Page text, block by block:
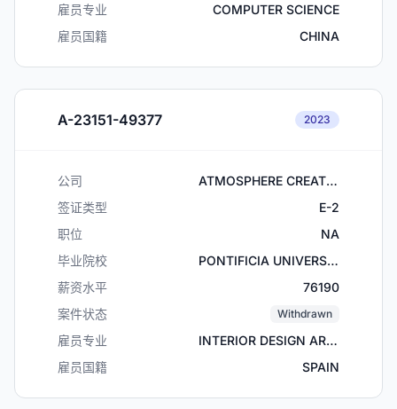
雇员专业
COMPUTER SCIENCE
雇员国籍
CHINA
A-23151-49377 2023
公司
ATMOSPHERE CREATIONS INC.
签证类型
E-2
职位
NA
毕业院校
PONTIFICIA UNIVERSIDADE CATOLICA RIO DE JANEIRO
薪资水平
76190
案件状态
Withdrawn
雇员专业
INTERIOR DESIGN ARCHITECTURE
雇员国籍
SPAIN